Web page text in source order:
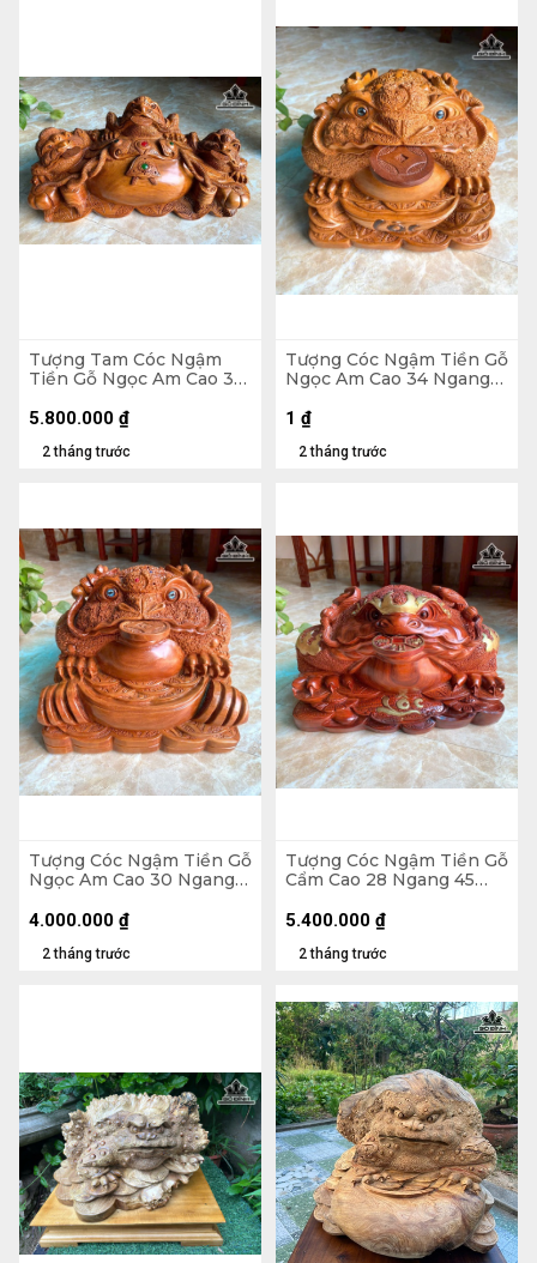
Tượng Tam Cóc Ngậm
Tiền Gỗ Ngọc Am Cao 31
24kg
2 tháng trước
5.800.000 ₫
Tượng Cóc Ngậm Tiền Gỗ
Ngọc Am Cao 34 Ngang
2 tháng trước
1 ₫
Tượng Cóc Ngậm Tiền Gỗ
Ngọc Am Cao 30 Ngang
2 tháng trước
4.000.000 ₫
Tượng Cóc Ngậm Tiền Gỗ
Cẩm Cao 28 Ngang 45
2 tháng trước
5.400.000 ₫